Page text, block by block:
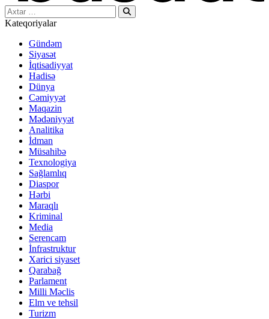
Search…
Kateqoriyalar
Gündəm
Siyasət
İqtisadiyyat
Hadisə
Dünya
Cəmiyyət
Maqazin
Mədəniyyət
Analitika
İdman
Müsahibə
Texnologiya
Sağlamlıq
Diaspor
Hərbi
Maraqlı
Kriminal
Media
Serencam
İnfrastruktur
Xarici siyaset
Qarabağ
Parlament
Milli Məclis
Elm ve tehsil
Turizm